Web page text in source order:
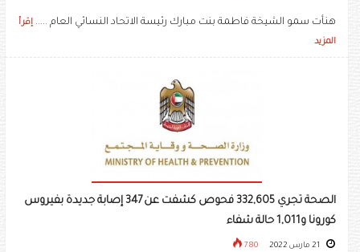
هنأت سمو الشيخة فاطمة بنت مبارك رئيسة الاتحاد النسائي العام ..... إقرأ
المزيد
الصحة تجري 332,605 فحوص كشفت عن 347 إصابة جديدة بفيروس
كورونا و1,011 حالة شفاء
780